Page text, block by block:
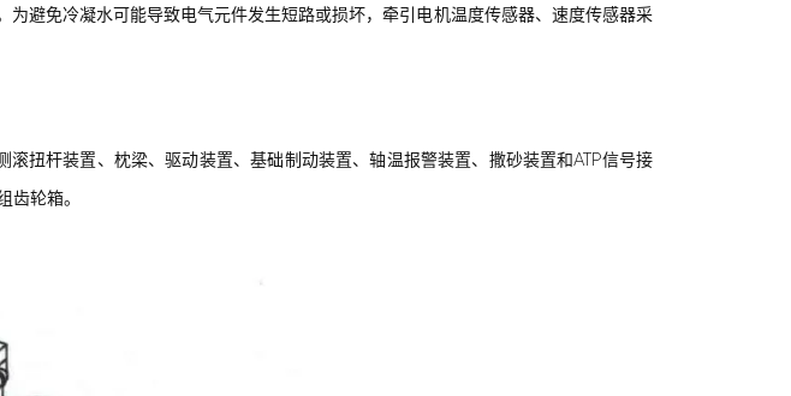
避免冷凝水可能导致电气元件发生短路或损坏，牵引电机温度传感器、速度传感器采
扭杆装置、枕梁、驱动装置、基础制动装置、轴温报警装置、撒砂装置和ATP信号接
轮箱。